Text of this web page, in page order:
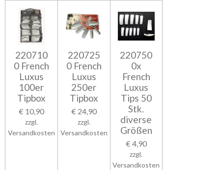
220710
0 French
Luxus
100er
Tipbox
€ 10,90
zzgl.
Versandkosten
220725
0 French
Luxus
250er
Tipbox
€ 24,90
zzgl.
Versandkosten
220750
0x
French
Luxus
Tips 50
Stk.
diverse
Größen
€ 4,90
zzgl.
Versandkosten